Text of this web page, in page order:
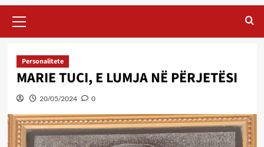
Menu
Personalitete
MARIE TUCI, E LUMJA NË PËRJETËSI
20/05/2024 0